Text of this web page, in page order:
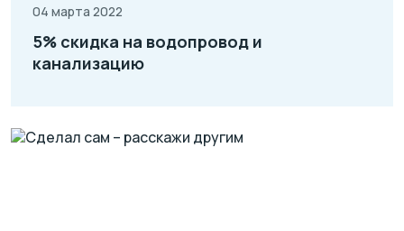
04 марта 2022
5% скидка на водопровод и
канализацию